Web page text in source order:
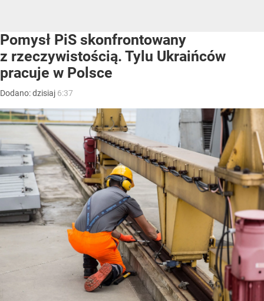
Pomysł PiS skonfrontowany
z rzeczywistością. Tylu Ukraińców
pracuje w Polsce
Dodano:dzisiaj 6:37